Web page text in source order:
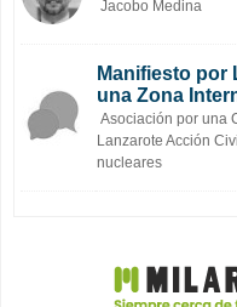
Jacobo Medina
Manifiesto por
una Zona
Asociación por una
Lanzarote Acción
nucleares